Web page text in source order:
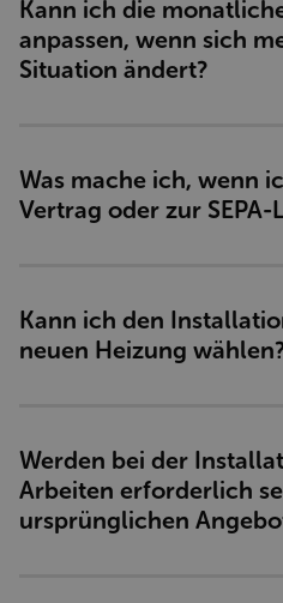
Kann ich die
anpassen, wenn sich
Situation ändert?
Was mache ich, wenn
Vertrag oder zur
Kann ich den
neuen Heizung
Werden bei der
Arbeiten erforderlich
ursprünglichen